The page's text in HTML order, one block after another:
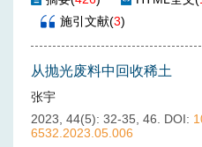
施引文献(3)
从抛光废料中回收稀土
张宇
2023, 44(5): 32-35, 46.
DOI:
6532.2023.05.006